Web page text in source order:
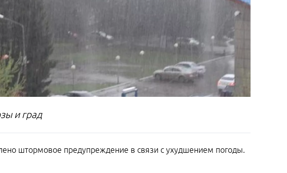
и град
штормовое предупреждение в связи с ухудшением погоды.